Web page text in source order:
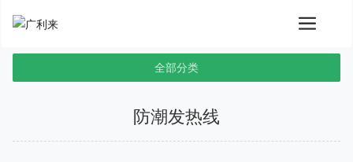
全部分类
防潮发热线